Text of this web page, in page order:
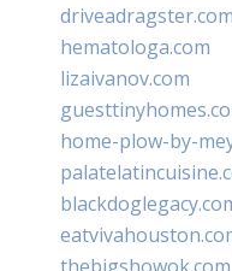
driveadragster.com
hematologa.com
lizaivanov.com
home-plow-by-